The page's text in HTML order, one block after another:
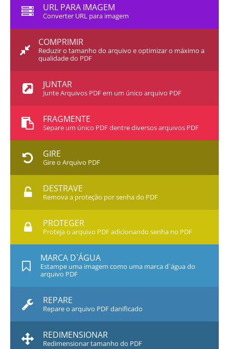
URL PARA IMAGEM
Converter URL para imagem
COMPRIMIR
Reduzir o tamanho do arquivo e optimizar o máximo a
qualidade do PDF
JUNTAR
Junte Arquivos PDF em um único arquivo PDF
FRAGMENTE
Separe um único PDF dentre diversos arquivos PDF
GIRE
Gire o Arquivo PDF
DESTRAVE
Remova a proteção por senha do PDF
PROTEGER
Proteja o arquivo PDF adicionando senha no PDF
MARCA D`ÁGUA
Estampe uma imagem como uma marca d`água do
arquivo PDF
REPARE
Repare o arquivo PDF danificado
REDIMENSIONAR
Redimensionar tamanho do PDF